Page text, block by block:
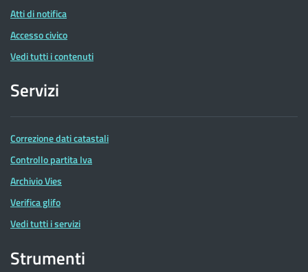
Atti di notifica
Accesso civico
Vedi tutti i contenuti
Servizi
Correzione dati catastali
Controllo partita Iva
Archivio Vies
Verifica glifo
Vedi tutti i servizi
Strumenti